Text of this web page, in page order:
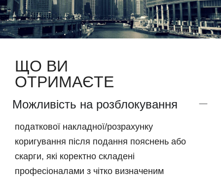
ЩО ВИ
ОТРИМАЄТЕ
Можливість на розблокування
податкової накладної/розрахунку
коригування після подання пояснень або
скарги, які коректно складені
професіоналами з чітко визначеним